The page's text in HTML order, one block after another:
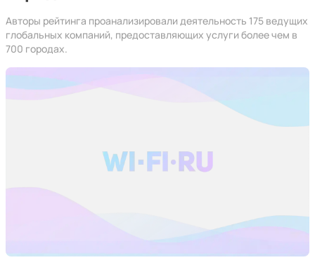
Авторы рейтинга проанализировали деятельность 175 ведущих
глобальных компаний, предоставляющих услуги более чем в
700 городах.